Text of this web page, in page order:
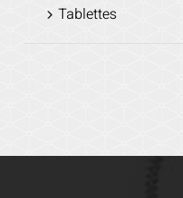
Tablettes